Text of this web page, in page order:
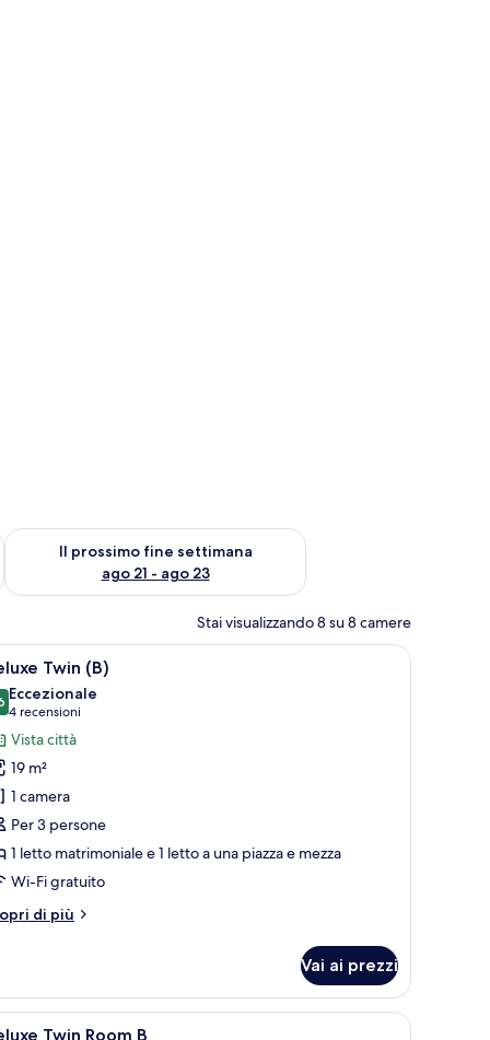
ago 14 - ago 16
Il prossimo fine settimana
ago 21 - ago 23
Verifica la disponibilità per il prossimo fine settimana, ago 21
Stai visualizzando 8 su 8 camere
scrivania in legno, un letto, un tavolino e uno specchio.
Una camera d'albergo moderna con due
10 Twin (B)
su 10
Eccezionale
4 recensioni
(4
recensioni)
Vista città
19 m²
1 camera
Per 3 persone
1 letto matrimoniale e 1 letto a una piazza e mezza
Wi-Fi gratuito
di più
Vai ai prezzi
azzurra.in legno e un comodino con una lampada.Biancheria da letto di alta qualità, copriletto
4 Twin Room B